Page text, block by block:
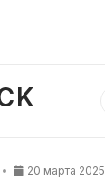
20 марта 2025